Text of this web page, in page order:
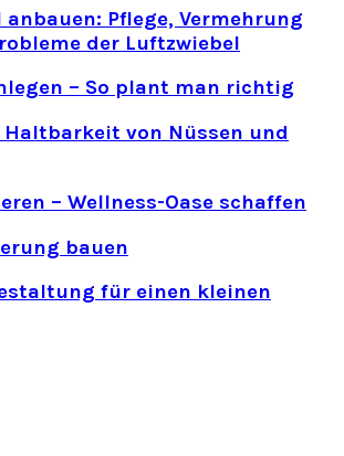
anbauen: Pflege, Vermehrung
der Luftzwiebel
– So plant man richtig
von Nüssen und
– Wellness-Oase schaffen
bauen
für einen kleinen